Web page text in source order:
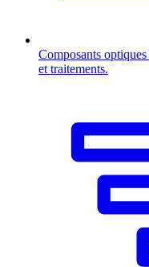
Composants optiques
et traitements.